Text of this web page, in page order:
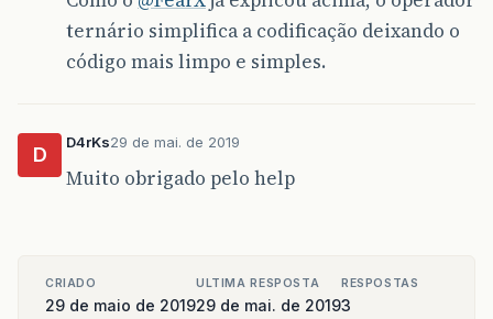
ternário simplifica a codificação deixando o
código mais limpo e simples.
D
D4rKs29 de mai. de 2019
Muito obrigado pelo help
CRIADO
29 de maio de 2019
ULTIMA RESPOSTA
29 de mai. de 2019
RESPOSTAS
3